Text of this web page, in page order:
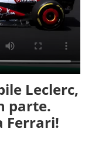
Leclerc,
parte.
Ferrari!